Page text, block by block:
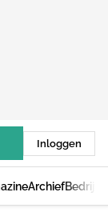
Inloggen
Archief